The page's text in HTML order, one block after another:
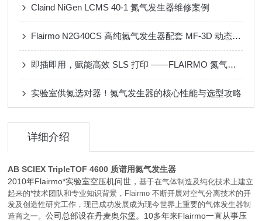
Claind NiGen LCMS 40-1 氮气发生器维修案例
Flairmo N2G40CS 高纯氮气发生器配套 MF-3D 动态配气装置应用案例
即插即用，赋能高效 SLS 打印 ——FLAIRMO 氮气发生器应用成功案例
实验室供氮选对器！氮气发生器的核心性能与选型攻略
详细介绍
AB SCIEX TripleTOF 4600 质谱用氮气发生器
2010年Flairmo*实验室空压机问世，基于在气体制造及纯化技术上建立
起来的*技术团队和专业知识背景，Flairmo 不断开展对空气分离技术的开
发及创造性研究工作，现已成功发展成为现今世界上重要的气体发生器制
造商之一。公司总部设在丹麦奥尔堡。10多年来Flairmo一直从事压